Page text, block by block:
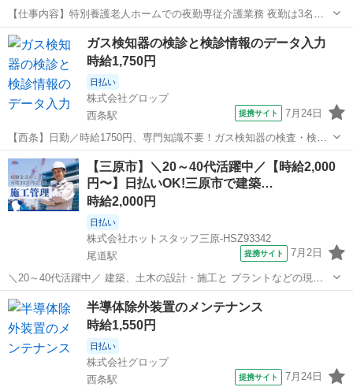
【仕事内容】特別養護老人ホームでの夜勤専従介護業務 夜勤は3名体
制 雇用期間 ～2026年3月31日 契約更新の可能性あり(原則更新) 【経
験・資格】<応募要件> 18歳以上(労働基準法等による年齢制限:深夜業
務のため) 資格・経...
アルバイト・パート
ガス検知器の検診と検診情報のデータ入力
時給1,750円
日払い
株式会社グロップ
西条駅
提携サイト 7月24日
【西条】日勤／時給1750円、専門知識不要！ガス検知器の検査・検
診・データ入力業務＜土日祝休み＞ ＼猛暑対策実施中／ 涼しい自宅か
らスマホで『WEB登録』OK！ 当社では【WEB面談（カジュアル登
録）】を 導入しています...
広島 東広島市 西条駅
【三原市】＼20～40代活躍中／【時給2,000
円〜】日払いOK!三原市で建築…
時給2,000円
日払い
株式会社ホットスタッフ三原-HSZ93342
尾道駅
提携サイト 7月2日
＼20～40代活躍中／ 建築、土木の設計・施工と プラントなどの現地
建築を 行っている業界大手の 企業さまでのお仕事です。 ≪ おしごと
内容 ≫ ・工程管理、スケジュール管理 ┗工程管理表を作成し、1か
月・1週間の ...
広島 三原市 尾道駅 その他
半導体除外装置のメンテナンス
時給1,550円
日払い
株式会社グロップ
西条駅
提携サイト 7月24日